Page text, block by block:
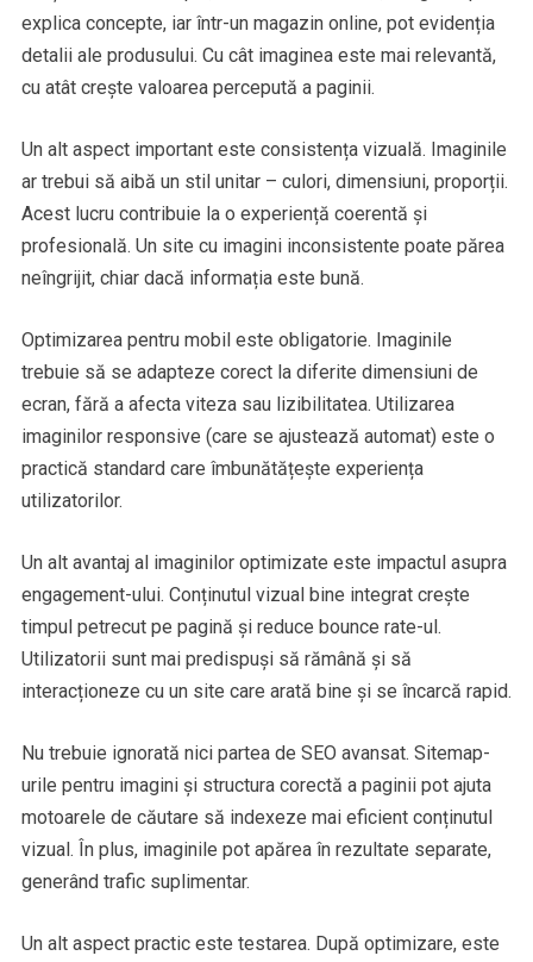
explica concepte, iar într-un magazin online, pot evidenția
detalii ale produsului. Cu cât imaginea este mai relevantă,
cu atât crește valoarea percepută a paginii.
Un alt aspect important este consistența vizuală. Imaginile
ar trebui să aibă un stil unitar – culori, dimensiuni, proporții.
Acest lucru contribuie la o experiență coerentă și
profesională. Un site cu imagini inconsistente poate părea
neîngrijit, chiar dacă informația este bună.
Optimizarea pentru mobil este obligatorie. Imaginile
trebuie să se adapteze corect la diferite dimensiuni de
ecran, fără a afecta viteza sau lizibilitatea. Utilizarea
imaginilor responsive (care se ajustează automat) este o
practică standard care îmbunătățește experiența
utilizatorilor.
Un alt avantaj al imaginilor optimizate este impactul asupra
engagement-ului. Conținutul vizual bine integrat crește
timpul petrecut pe pagină și reduce bounce rate-ul.
Utilizatorii sunt mai predispuși să rămână și să
interacționeze cu un site care arată bine și se încarcă rapid.
Nu trebuie ignorată nici partea de SEO avansat. Sitemap-
urile pentru imagini și structura corectă a paginii pot ajuta
motoarele de căutare să indexeze mai eficient conținutul
vizual. În plus, imaginile pot apărea în rezultate separate,
generând trafic suplimentar.
Un alt aspect practic este testarea. După optimizare, este